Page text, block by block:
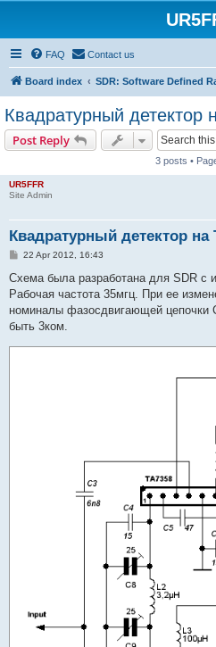
FAQ Contact us
Board index SDR: Software Defined
Квадратурный детектор
Post Reply
3 posts •
UR5FFR
Site Admin
Квадратурный детектор на
P
s
22 Apr 2012, 16:43
Схема была разработана для SDR с
Рабочая частота 35мгц. При ее
номиналы фазосдвигающей цепочки
быть 3ком.